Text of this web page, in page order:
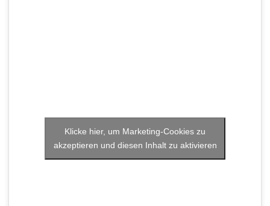
Klicke hier, um Marketing-Cookies zu
akzeptieren und diesen Inhalt zu aktivieren